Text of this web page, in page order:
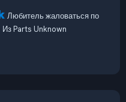
статус на 1 неделю.
(можно не
Любитель жаловаться по
ИзParts Unknown